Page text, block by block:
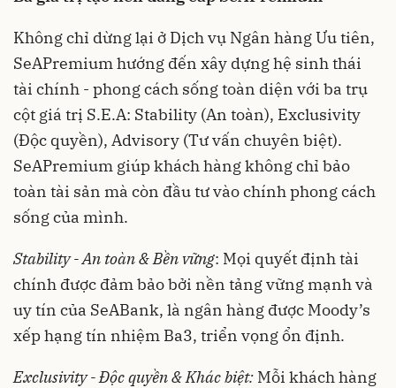
Không chỉ dừng lại ở Dịch vụ Ngân hàng Ưu tiên,
SeAPremium hướng đến xây dựng hệ sinh thái
tài chính - phong cách sống toàn diện với ba trụ
cột giá trị S.E.A: Stability (An toàn), Exclusivity
(Độc quyền), Advisory (Tư vấn chuyên biệt).
SeAPremium giúp khách hàng không chỉ bảo
toàn tài sản mà còn đầu tư vào chính phong cách
sống của mình.
Stability - An toàn & Bền vững: Mọi quyết định tài
chính được đảm bảo bởi nền tảng vững mạnh và
uy tín của SeABank, là ngân hàng được Moody’s
xếp hạng tín nhiệm Ba3, triển vọng ổn định.
Exclusivity - Độc quyền & Khác biệt: Mỗi khách hàng